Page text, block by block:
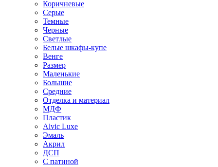
Коричневые
Серые
Темные
Черные
Светлые
Белые шкафы-купе
Венге
Размер
Маленькие
Большие
Средние
Отделка и материал
МДФ
Пластик
Alvic Luxe
Эмаль
Акрил
ДСП
С патиной